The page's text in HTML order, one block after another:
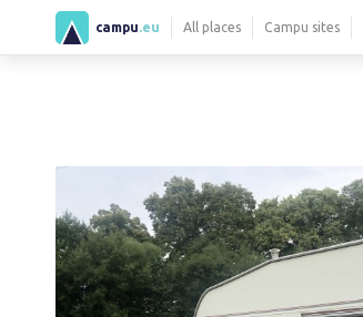
campu .eu All places Campu sites